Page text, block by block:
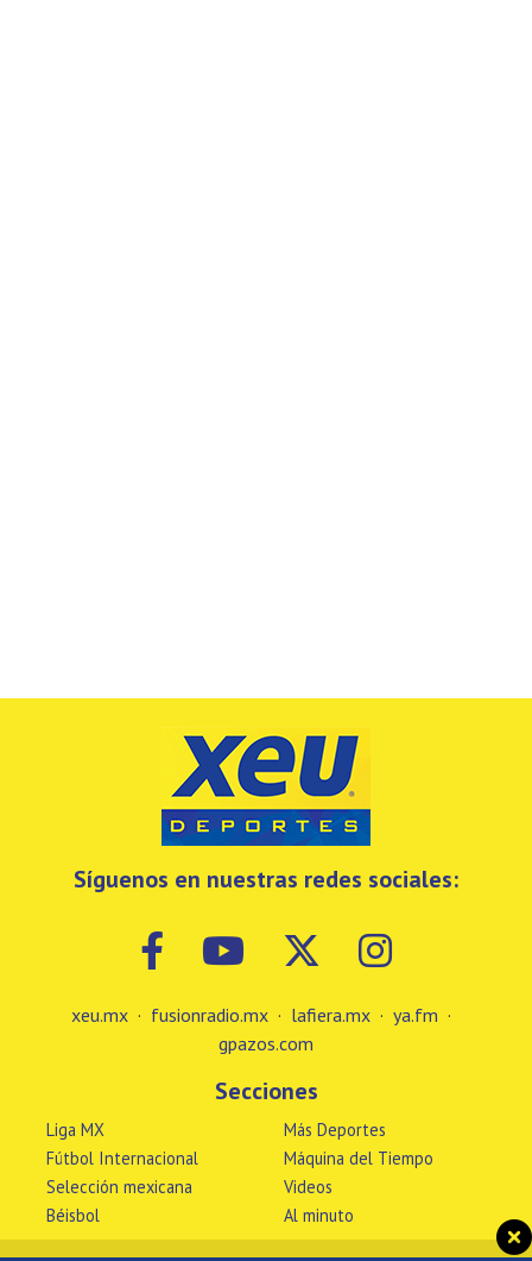
Síguenos en nuestras redes sociales:
xeu.mx · fusionradio.mx · lafiera.mx · ya.fm ·
gpazos.com
Secciones
Liga MX
Fútbol Internacional
Selección mexicana
Béisbol
Más Deportes
Máquina del Tiempo
Videos
Al minuto